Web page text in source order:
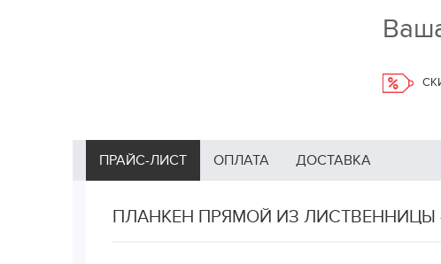
ПРАЙС-ЛИСТ ОПЛАТА ДОСТАВКА
ПЛАНКЕН ПРЯМОЙ ИЗ ЛИСТВЕННИЦЫ